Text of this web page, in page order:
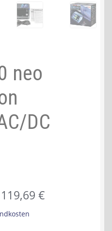
neo
DC
119,69 €Aktueller